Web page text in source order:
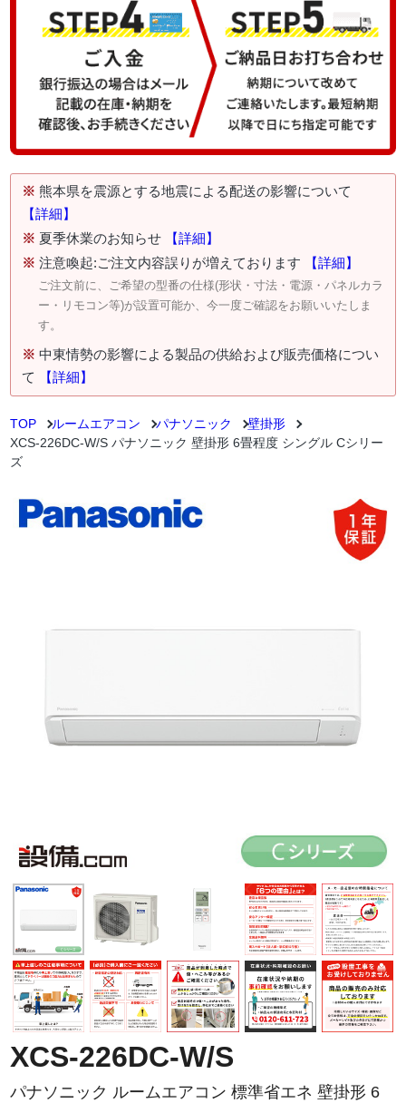
※ 熊本県を震源とする地震による配送の影響について
【詳細】
※ 夏季休業のお知らせ
【詳細】
※ 注意喚起:ご注文内容誤りが増えております 【詳細】
ご注文前に、ご希望の型番の仕様(形状・寸法・電源・パネルカラ
ー・リモコン等)が設置可能か、今一度ご確認をお願いいたしま
す。
※ 中東情勢の影響による製品の供給および販売価格につい
て
【詳細】
TOP ルームエアコン パナソニック
壁掛形
XCS-226DC-W/S パナソニック 壁掛形 6畳程度 シングル Cシリー
ズ
XCS-226DC-W/S
パナソニック ルームエアコン 標準省エネ 壁掛形 6